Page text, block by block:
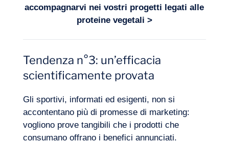
accompagnarvi nei vostri progetti legati alle
proteine vegetali >
Tendenza n°3: un’efficacia
scientificamente provata
Gli sportivi, informati ed esigenti, non si
accontentano più di promesse di marketing:
vogliono prove tangibili che i prodotti che
consumano offrano i benefici annunciati.